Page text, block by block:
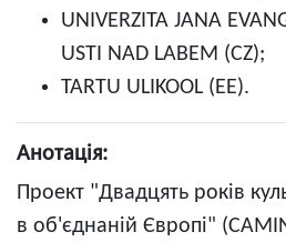
UNIVERZITA JANA
USTI NAD LABEM (CZ);
TARTU ULIKOOL (EE).
Анотація:
Проект "Двадцять років
в об'єднаній Європі"